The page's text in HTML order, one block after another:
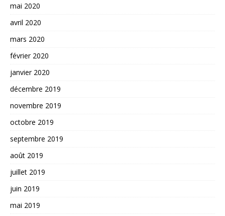
mai 2020
avril 2020
mars 2020
février 2020
janvier 2020
décembre 2019
novembre 2019
octobre 2019
septembre 2019
août 2019
juillet 2019
juin 2019
mai 2019